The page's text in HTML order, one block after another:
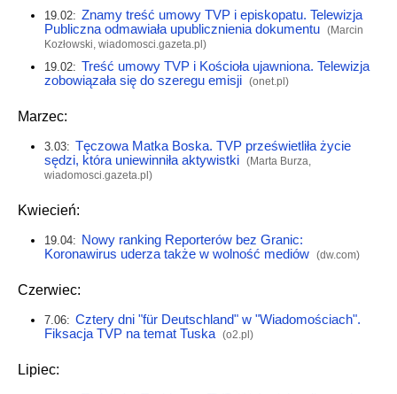
19.02: Znamy treść umowy TVP i episkopatu. Telewizja
Publiczna odmawiała upublicznienia dokumentu (Marcin
Kozłowski, wiadomosci.gazeta.pl)
19.02: Treść umowy TVP i Kościoła ujawniona. Telewizja
zobowiązała się do szeregu emisji (onet.pl)
Marzec:
3.03: Tęczowa Matka Boska. TVP prześwietliła życie
sędzi, która uniewinniła aktywistki (Marta Burza,
wiadomosci.gazeta.pl)
Kwiecień:
19.04: Nowy ranking Reporterów bez Granic:
Koronawirus uderza także w wolność mediów (dw.com)
Czerwiec:
7.06: Cztery dni "für Deutschland" w "Wiadomościach".
Fiksacja TVP na temat Tuska (o2.pl)
Lipiec: